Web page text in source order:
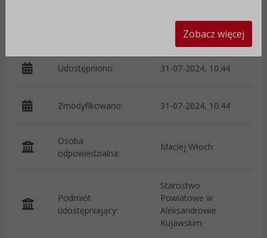
Joanna Kleparska
Udostępniono: 31-07-2024, 10:44
Zmodyfikowano: 31-07-2024, 10:44
Osoba
odpowiedzialna:
Maciej Włoch
Podmiot
udostępniający:
Starostwo
Powiatowe w
Aleksandrowie
Kujawskim
Zobacz więcej